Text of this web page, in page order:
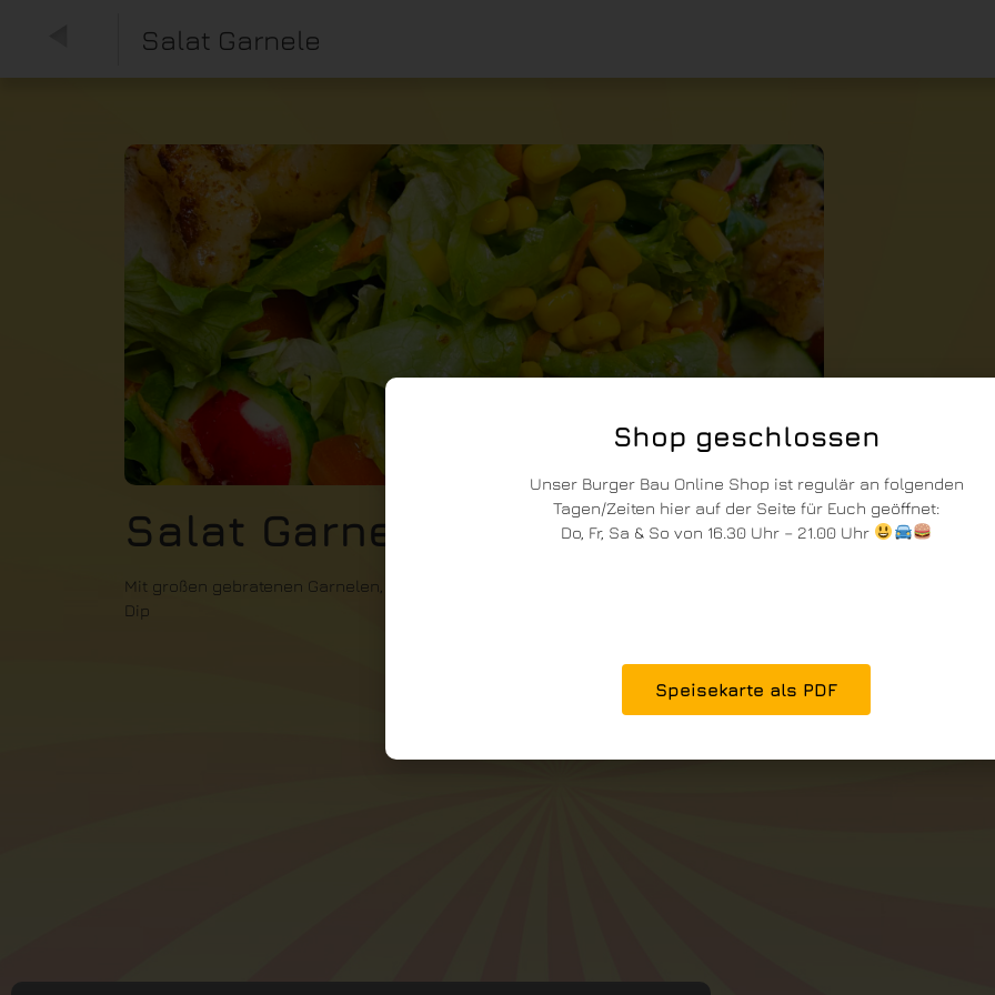
Salat Garnele
Salat Garnele
Mit großen gebratenen Garnelen, hausgemachten Balsamico Dressing & Tomaten Knofi
Dip
Shop geschlossen
Unser Burger Bau Online Shop ist regulär an folgenden
Tagen/Zeiten hier auf der Seite für Euch geöffnet:
Do, Fr, Sa & So von 16.30 Uhr – 21.00 Uhr
Speisekarte als PDF